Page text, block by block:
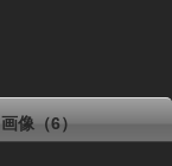
画像（6）